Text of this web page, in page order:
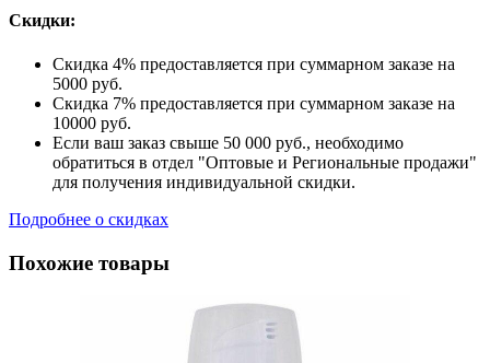
Скидки:
Скидка 4% предоставляется при суммарном заказе на
5000 руб.
Скидка 7% предоставляется при суммарном заказе на
10000 руб.
Если ваш заказ свыше 50 000 руб., необходимо
обратиться в отдел "Оптовые и Региональные продажи"
для получения индивидуальной скидки.
Подробнее о скидках
Похожие товары